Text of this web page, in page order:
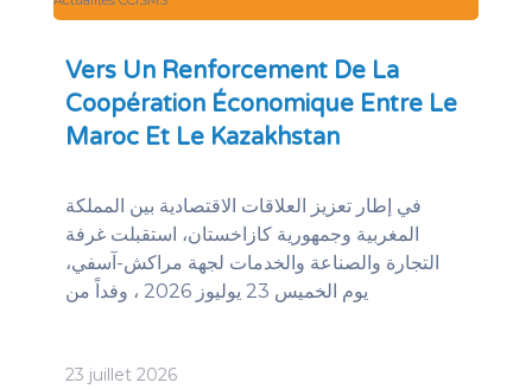
Vers Un Renforcement De La
Coopération Économique Entre Le
Maroc Et Le Kazakhstan
في إطار تعزيز العلاقات الاقتصادية بين المملكة
المغربية وجمهورية كازاخستان، استقبلت غرفة
التجارة والصناعة والخدمات لجهة مراكش-آسفي،
يوم الخميس 23 يوليوز 2026 ، وفداً من
23 juillet 2026